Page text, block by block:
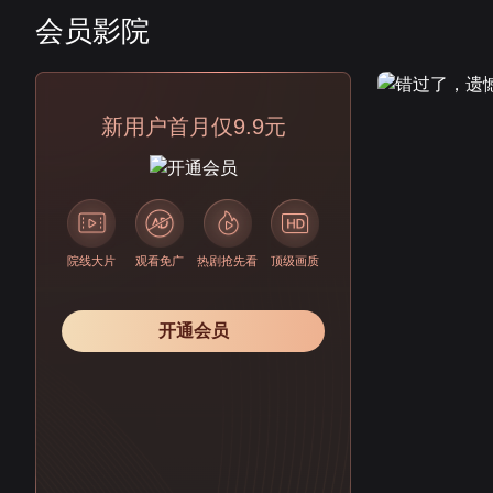
会员影院
新用户首月仅9.9元
院线大片 观看免广 热剧抢先看 顶级画质
开通会员
会员